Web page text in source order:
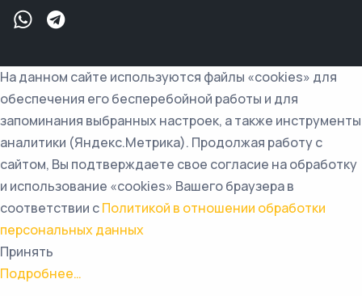
На данном сайте используются файлы «cookies» для
обеспечения его бесперебойной работы и для
запоминания выбранных настроек, а также инструменты
аналитики (Яндекс.Метрика). Продолжая работу с
сайтом, Вы подтверждаете свое согласие на обработку
и использование «cookies» Вашего браузера в
соответствии сПолитикой в отношении обработки
персональных данных
Принять
Подробнее…